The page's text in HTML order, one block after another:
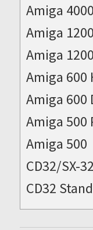
Amiga
Amiga
Amiga
Amiga 600
Amiga 600
Amiga 500
Amiga 500
CD32/SX-
CD32